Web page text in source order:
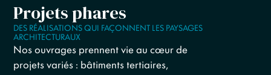
Projets phares
DES RÉALISATIONS QUI FAÇONNENT LES PAYSAGES
ARCHITECTURAUX
Nos ouvrages prennent vie au cœur de
projets variés : bâtiments tertiaires,